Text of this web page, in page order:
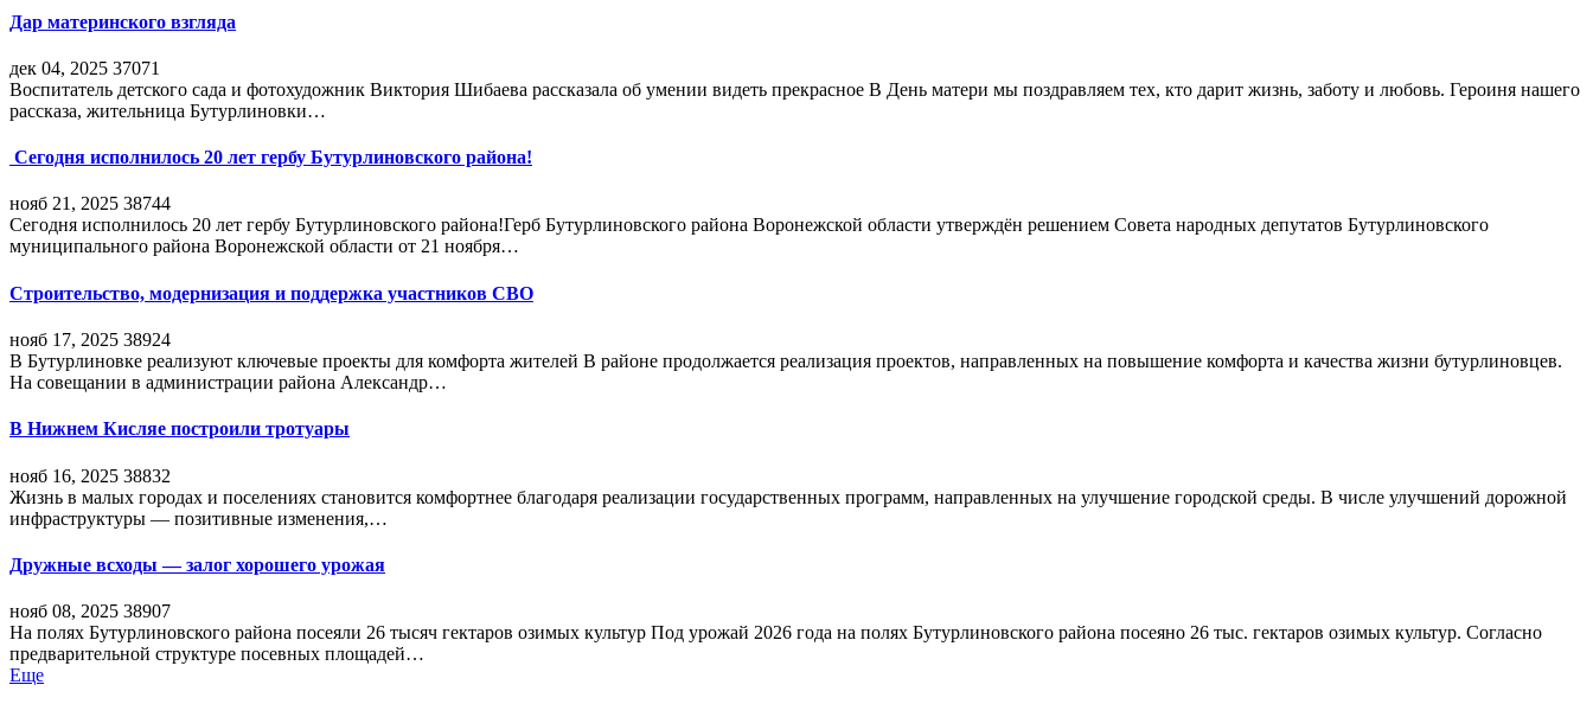
Дар материнского взгляда
дек 04, 2025 37071
Воспитатель детского сада и фотохудожник Виктория Шибаева рассказала об умении видеть прекрасное В День матери мы поздравляем тех, кто дарит жизнь, заботу и любовь. Героиня нашего
рассказа, жительница Бутурлиновки…
Сегодня исполнилось 20 лет гербу Бутурлиновского района!
нояб 21, 2025 38744
Сегодня исполнилось 20 лет гербу Бутурлиновского района!Герб Бутурлиновского района Воронежской области утверждён решением Совета народных депутатов Бутурлиновского
муниципального района Воронежской области от 21 ноября…
Строительство, модернизация и поддержка участников СВО
нояб 17, 2025 38924
В Бутурлиновке реализуют ключевые проекты для комфорта жителей В районе продолжается реализация проектов, направленных на повышение комфорта и качества жизни бутурлиновцев.
На совещании в администрации района Александр…
В Нижнем Кисляе построили тротуары
нояб 16, 2025 38832
Жизнь в малых городах и поселениях становится комфортнее благодаря реализации государственных программ, направленных на улучшение городской среды. В числе улучшений дорожной
инфраструктуры — позитивные изменения,…
Дружные всходы — залог хорошего урожая
нояб 08, 2025 38907
На полях Бутурлиновского района посеяли 26 тысяч гектаров озимых культур Под урожай 2026 года на полях Бутурлиновского района посеяно 26 тыс. гектаров озимых культур. Согласно
предварительной структуре посевных площадей…
Еще